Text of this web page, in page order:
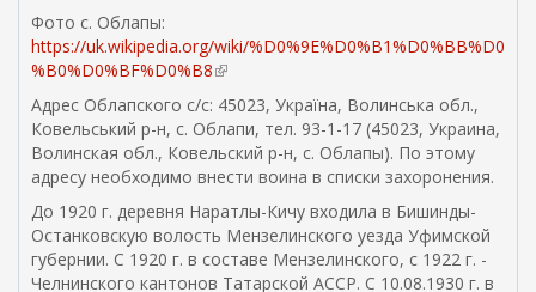
с
ы
л
к
а
е
ш
н
я
я
с
с
ы
л
к
Фото с. Облапы:
https://uk.wikipedia.org/wiki/%D0%9E%D0%B1%D0%BB%D0
%B0%D0%BF%D0%B8(
н
е
ш
н
я
я
с
с
Адрес Облапского с/с: 45023, Україна, Волинська обл.,
Ковельський р-н, с. Облапи, тел. 93-1-17 (45023, Украина,
Волинская обл., Ковельский р-н, с. Облапы). По этому
адресу необходимо внести воина в списки захоронения.
До 1920 г. деревня Наратлы-Кичу входила в Бишинды-
Останковскую волость Мензелинского уезда Уфимской
губернии. С 1920 г. в составе Мензелинского, с 1922 г. -
Челнинского кантонов Татарской АССР. С 10.08.1930 г. в